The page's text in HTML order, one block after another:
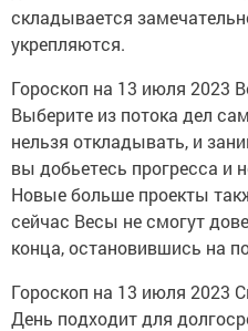
складывается
укрепляются.
Гороскоп на 13 июля 2023
Выберите из потока дел
нельзя откладывать, и
вы добьетесь прогресса и
Новые больше проекты
сейчас Весы не смогут
конца, остановившись на
Гороскоп на 13 июля 2023
День подходит для